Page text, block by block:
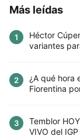
Más leídas
1
Héctor
variantes
2
¿A qué hora
Fiorentina
3
Temblor
VIVO del